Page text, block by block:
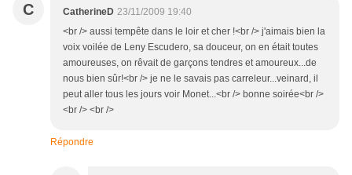
C CatherineD 23/11/2009 19:40
<br /> aussi tempête dans le loir et cher !<br /> j'aimais bien la
voix voilée de Leny Escudero, sa douceur, on en était toutes
amoureuses, on rêvait de garçons tendres et amoureux...de
nous bien sûr!<br /> je ne le savais pas carreleur...veinard, il
peut aller tous les jours voir Monet...<br /> bonne soirée<br />
<br /> <br />
Répondre